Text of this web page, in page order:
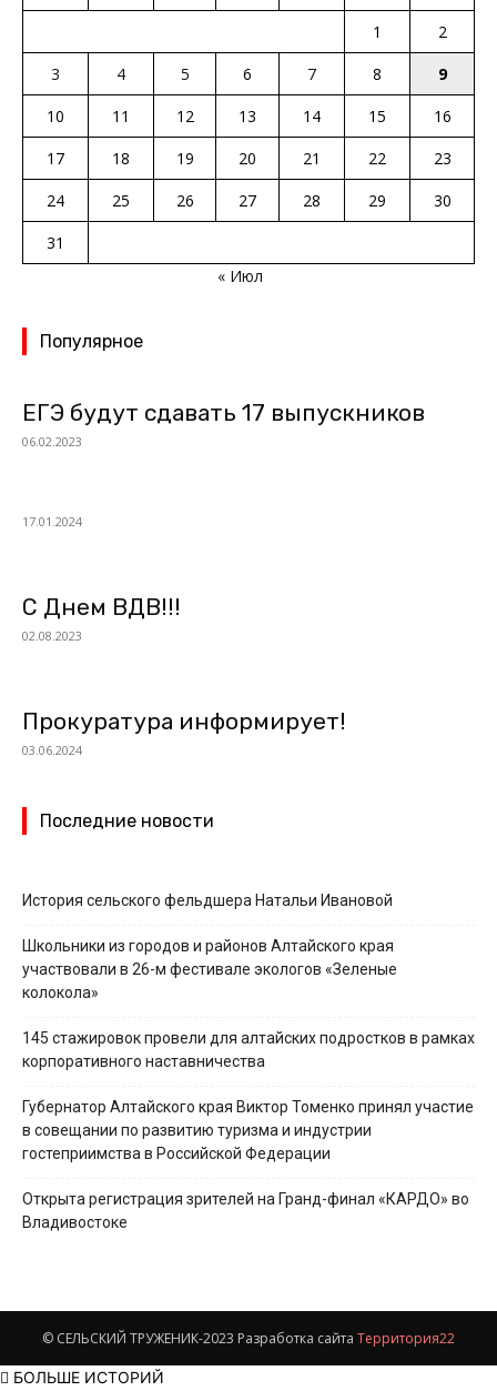
1
2
3
4 5 6 7 8
9
10
11 12 13 14 15
16
17
18 19 20 21 22
23
24
25 26 27 28 29
30
31
« Июл
Популярное
ЕГЭ будут сдавать 17 выпускников
06.02.2023
17.01.2024
С Днем ВДВ!!!
02.08.2023
Прокуратура информирует!
03.06.2024
Последние новости
История сельского фельдшера Натальи Ивановой
Школьники из городов и районов Алтайского края
участвовали в 26-м фестивале экологов «Зеленые
колокола»
145 стажировок провели для алтайских подростков в рамках
корпоративного наставничества
Губернатор Алтайского края Виктор Томенко принял участие
в совещании по развитию туризма и индустрии
гостеприимства в Российской Федерации
Открыта регистрация зрителей на Гранд-финал «КАРДО» во
Владивостоке
© СЕЛЬСКИЙ ТРУЖЕНИК-2023 Разработка сайта Территория22
БОЛЬШЕ ИСТОРИЙ